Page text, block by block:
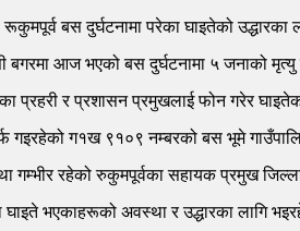
बस दुर्घटनामा परेका घाइतेको उद्धारका
बगरमा आज भएको बस दुर्घटनामा ५ जनाको
प्रहरी र प्रशासन प्रमुखलाई फोन गरेर घाइतेको
गइरहेको ग१ख ९१०९ नम्बरको बस भूमे
गम्भीर रहेको रुकुमपूर्वका सहायक प्रमुख
घाइते भएकाहरूको अवस्था र उद्धारका लागि